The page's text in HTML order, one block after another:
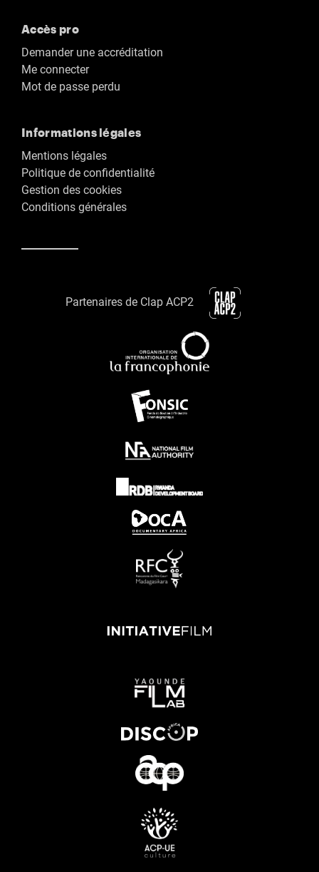
Accès pro
Demander une accréditation
Me connecter
Mot de passe perdu
Informations légales
Mentions légales
Politique de confidentialité
Gestion des cookies
Conditions générales
Partenaires de Clap ACP2